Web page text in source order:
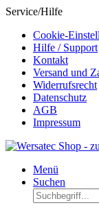
Service/Hilfe
Cookie-
Hilfe / Support
Kontakt
Versand und
Widerrufsrecht
Datenschutz
AGB
Impressum
Menü
Suchen